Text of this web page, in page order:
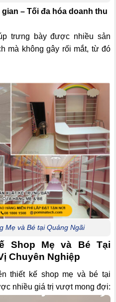
– Tối đa hóa doanh thu
trưng bày được nhiều sản
mà không gây rối mắt, từ đó
Mẹ và Bé tại Quảng Ngãi
Shop Mẹ và Bé Tại
Chuyên Nghiệp
thiết kế shop mẹ và bé tại
nhiều giá trị vượt mong đợi: